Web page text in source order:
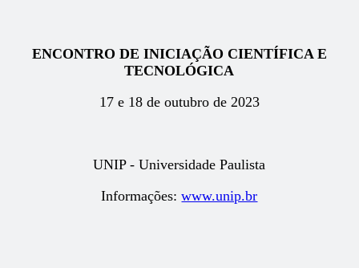
ENCONTRO DE INICIAÇÃO CIENTÍFICA E
TECNOLÓGICA
17 e 18 de outubro de 2023
UNIP - Universidade Paulista
Informações:www.unip.br